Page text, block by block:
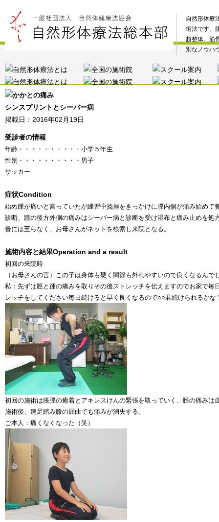
自然形体療
術法です。
超整体。筋
別なノウハ
シンスプリントとシーバー病
掲載日：2016年02月19日
受診者の情報
年齢 ・・・・・・・・・・ 小学５年生
性別 ・・・・・・・・・・ 男子
サッカー
症状Condition
始め踵が痛いと言っていたが練習中捻挫をきっかけに脛内側が痛み始めて
診断、踵の後方外側の痛みはシーバー病と診断を受け湿布と痛み止めを処
善には至らなく、お母さんがネットを検索し来院となる。
施術内容と結果Operation and a result
初回の来院時
（お母さんの言）この子は身体も硬く関節も外れやすいので良くなるん
私：先ずは脛と踵の痛みを取りその後ストレッチを伝えますのでお家で毎
レッチをしてください毎日続けると早く良くなるので○○君続けられるかな
初回の施術は脹脛の癒着とアキレスけんの緊張を取っていく、脛の痛みは
施術後、速足踏み膝の屈曲でも痛みが消失する。
ご本人：痛くなくなった（笑）